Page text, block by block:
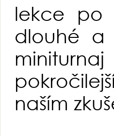
lekce po
dlouhé a
naším